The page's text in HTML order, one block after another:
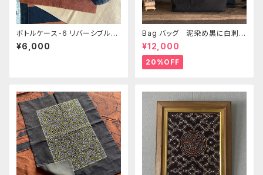
ボトルケース-6 リバーシブル
ワンポ染とシピボ模様 アマゾ
ンの泥染め 水筒入れ シピボ
¥6,000
Bag バッグ 泥染め黒に白刺繍
33x21x10 シンプル
¥12,000
20%OFF